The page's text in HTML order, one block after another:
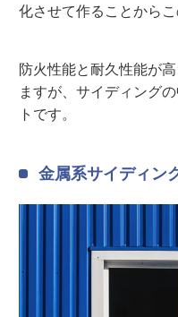
化させて作ることから
防火性能と耐久性能が
ますが、サイディング
トです。
金属系サイディン